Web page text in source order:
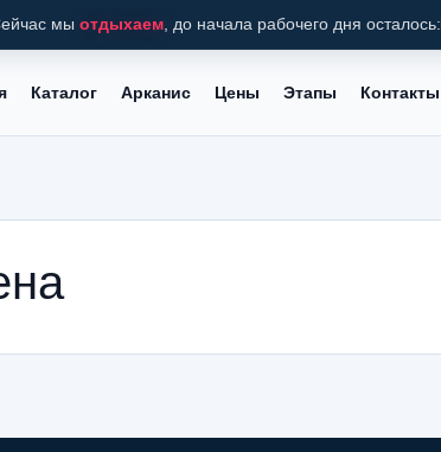
мы отдыхаем , до начала рабочего дня осталось:
Каталог Арканис Цены Этапы Контакты